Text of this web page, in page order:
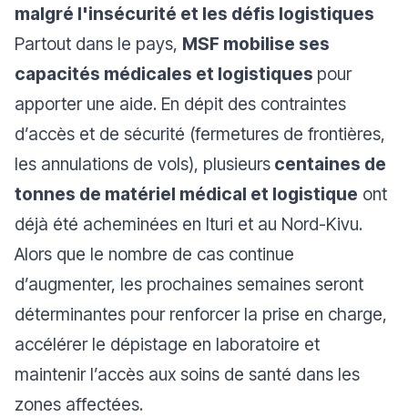
malgré l'insécurité et les défis logistiques
Partout dans le pays, MSF mobilise ses
capacités médicales et logistiques pour
apporter une aide. En dépit des contraintes
d’accès et de sécurité (fermetures de frontières,
les annulations de vols), plusieurs centaines de
tonnes de matériel médical et logistique ont
déjà été acheminées en Ituri et au Nord-Kivu.
Alors que le nombre de cas continue
d’augmenter, les prochaines semaines seront
déterminantes pour renforcer la prise en charge,
accélérer le dépistage en laboratoire et
maintenir l’accès aux soins de santé dans les
zones affectées.